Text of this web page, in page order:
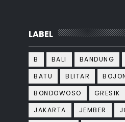
LABEL
B BALI BANDUNG
BATU
BLITAR
BONDOWOSO
GRESIK
JAKARTA
JEMBER